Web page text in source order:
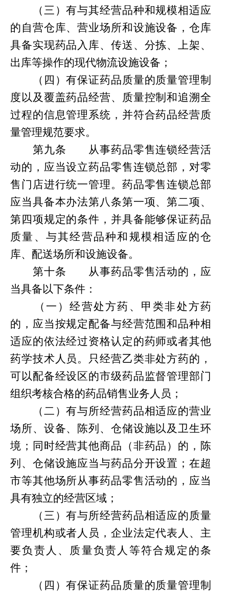
（三）有与其经营品种和规模相适应
的自营仓库、营业场所和设施设备，仓库
具备实现药品入库、传送、分拣、上架、
出库等操作的现代物流设施设备；
（四）有保证药品质量的质量管理制
度以及覆盖药品经营、质量控制和追溯全
过程的信息管理系统，并符合药品经营质
量管理规范要求。
第九条
从事药品零售连锁经营活
动的，应当设立药品零售连锁总部，对零
售门店进行统一管理。药品零售连锁总部
应当具备本办法第八条第一项、第二项、
第四项规定的条件，并具备能够保证药品
质量、与其经营品种和规模相适应的仓
库、配送场所和设施设备。
第十条
从事药品零售活动的，应
当具备以下条件：
（一）经营处方药、甲类非处方药
的，应当按规定配备与经营范围和品种相
适应的依法经过资格认定的药师或者其他
药学技术人员。只经营乙类非处方药的，
可以配备经设区的市级药品监督管理部门
组织考核合格的药品销售业务人员；
（二）有与所经营药品相适应的营业
场所、设备、陈列、仓储设施以及卫生环
境；同时经营其他商品（非药品）的，陈
列 、 仓储设施应当与药品分开设置；在超
市等其他场所从事药品零售活动的，应当
具有独立的经营区域；
（三）有与所经营药品相适应的质量
管理机构或者人员，企业法定代表人、主
要负责人、质量负责人等符合规定的条
件；
（四）有保证药品质量的质量管理制